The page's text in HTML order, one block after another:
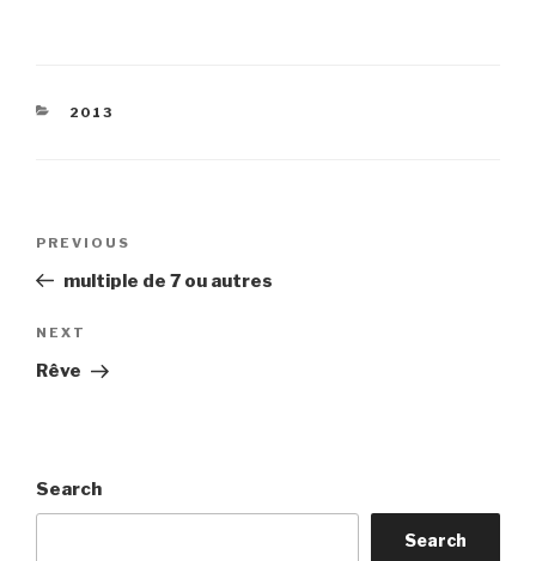
CATEGORIES
2013
Previous
Post
PREVIOUS
multiple de 7 ou autres
Next
Post
NEXT
Rêve
Search
Search